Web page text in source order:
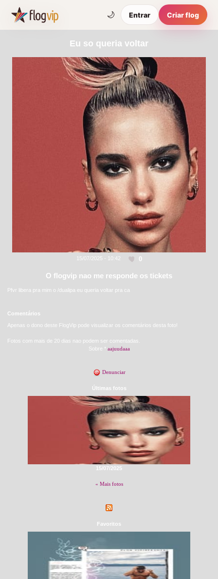
🌙 Entrar Criar flog
Eu so queria voltar
15/07/2025 - 10:42 0
O flogvip nao me responde os tickets
Pfvr libera pra mim o /dualipa eu queria voltar pra ca
Comentários
Apenas o dono deste FlogVip pode visualizar os comentários desta foto!
Fotos com mais de 20 dias nao podem ser comentadas.
Sobre * aajuudaaa
Denunciar
Últimas fotos
15/07/2025
« Mais fotos
Favoritos